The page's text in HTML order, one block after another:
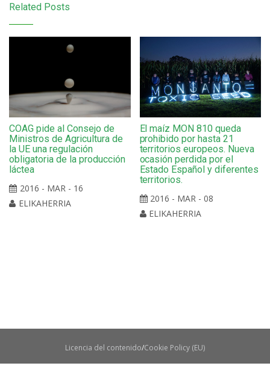
Related Posts
COAG pide al Consejo de
Ministros de Agricultura de
la UE una regulación
obligatoria de la producción
láctea
2016 - MAR - 16
ELIKAHERRIA
El maíz MON 810 queda
prohibido por hasta 21
territorios europeos. Nueva
ocasión perdida por el
Estado Español y diferentes
territorios.
2016 - MAR - 08
ELIKAHERRIA
Licencia del contenido Cookie Policy (EU)